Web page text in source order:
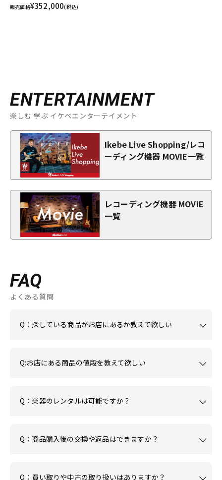
販売価格¥352,000(税込)
ENTERTAINMENT
楽しむ 学ぶ イケベエンターテイメント
Ikebe Live Shopping/レコ
ーディング機器 MOVIE一覧
レコーディング機器 MOVIE
一覧
FAQ
よくある質問
Q：探している商品がお店にあるか教えて欲しい
Q:お店にある商品の値段を教えて欲しい
Q：楽器のレンタルは可能ですか？
Q：商品購入後の交換や返品はできますか？
Q：買い取りや中古の取り扱いはありますか？